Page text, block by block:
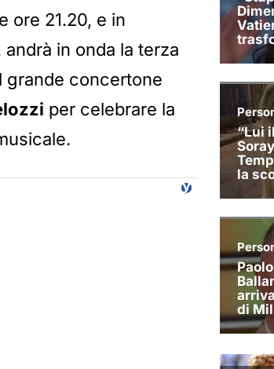
ore 21.20, e in
andrà in onda la terza
grande concertone
per celebrare la